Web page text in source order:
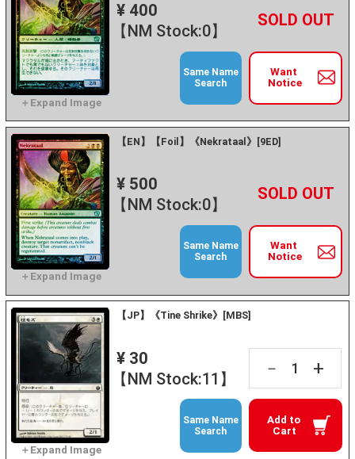
¥ 400
【NM Stock:0】
－ +
Want
Notice
Same Name
Search
【EN】【Foil】《Nekrataal》[9ED]
¥ 500
【NM Stock:0】
－ +
Want
Notice
Same Name
Search
【JP】《Tine Shrike》[MBS]
¥ 30
【NM Stock:11】
－ +
Add to
Cart
Same Name
Search